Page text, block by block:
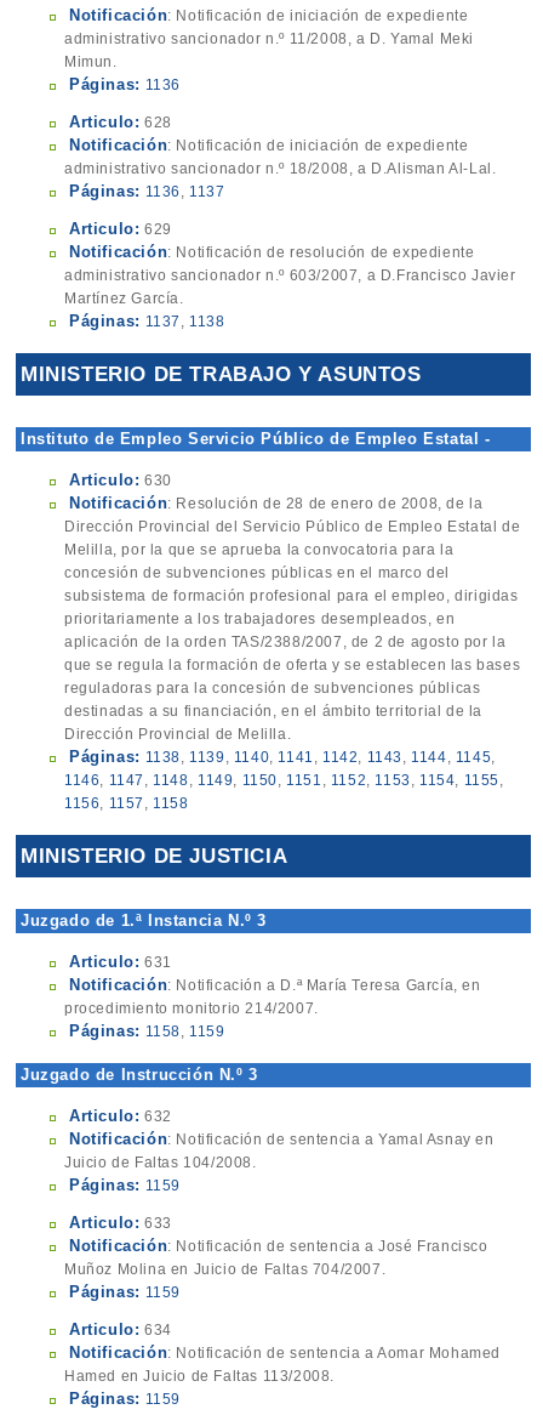
Notificación: Notificación de iniciación de expediente
administrativo sancionador n.º 11/2008, a D. Yamal Meki
Mimun.
Páginas: 1136
Articulo: 628
Notificación: Notificación de iniciación de expediente
administrativo sancionador n.º 18/2008, a D.Alisman Al-Lal.
Páginas: 1136 , 1137
Articulo: 629
Notificación: Notificación de resolución de expediente
administrativo sancionador n.º 603/2007, a D.Francisco Javier
Martínez García.
Páginas: 1137 , 1138
MINISTERIO DE TRABAJO Y ASUNTOS
Instituto de Empleo Servicio Público de Empleo Estatal -
Articulo: 630
Notificación: Resolución de 28 de enero de 2008, de la
Dirección Provincial del Servicio Público de Empleo Estatal de
Melilla, por la que se aprueba la convocatoria para la
concesión de subvenciones públicas en el marco del
subsistema de formación profesional para el empleo, dirigidas
prioritariamente a los trabajadores desempleados, en
aplicación de la orden TAS/2388/2007, de 2 de agosto por la
que se regula la formación de oferta y se establecen las bases
reguladoras para la concesión de subvenciones públicas
destinadas a su financiación, en el ámbito territorial de la
Dirección Provincial de Melilla.
Páginas: 1138, 1139 , 1140, 1141 , 1142, 1143 , 1144, 1145,
1146, 1147 , 1148, 1149, 1150, 1151 , 1152, 1153 , 1154, 1155,
1156, 1157 , 1158
MINISTERIO DE JUSTICIA
Juzgado de 1.ª Instancia N.º 3
Articulo: 631
Notificación: Notificación a D.ª María Teresa García, en
procedimiento monitorio 214/2007.
Páginas: 1158, 1159
Juzgado de Instrucción N.º 3
Articulo: 632
Notificación: Notificación de sentencia a Yamal Asnay en
Juicio de Faltas 104/2008.
Páginas: 1159
Articulo: 633
Notificación: Notificación de sentencia a José Francisco
Muñoz Molina en Juicio de Faltas 704/2007.
Páginas: 1159
Articulo: 634
Notificación: Notificación de sentencia a Aomar Mohamed
Hamed en Juicio de Faltas 113/2008.
Páginas: 1159